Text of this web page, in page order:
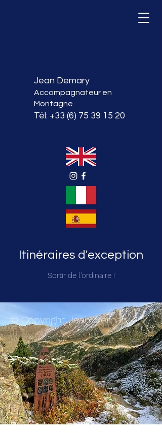
Jean Demary
Accompagnateur en
Montagne
Tél: +33 (6) 75 39 15 20
Itinéraires d'exception
Sortir de l'ordinaire !
© Copyright Jean Demary